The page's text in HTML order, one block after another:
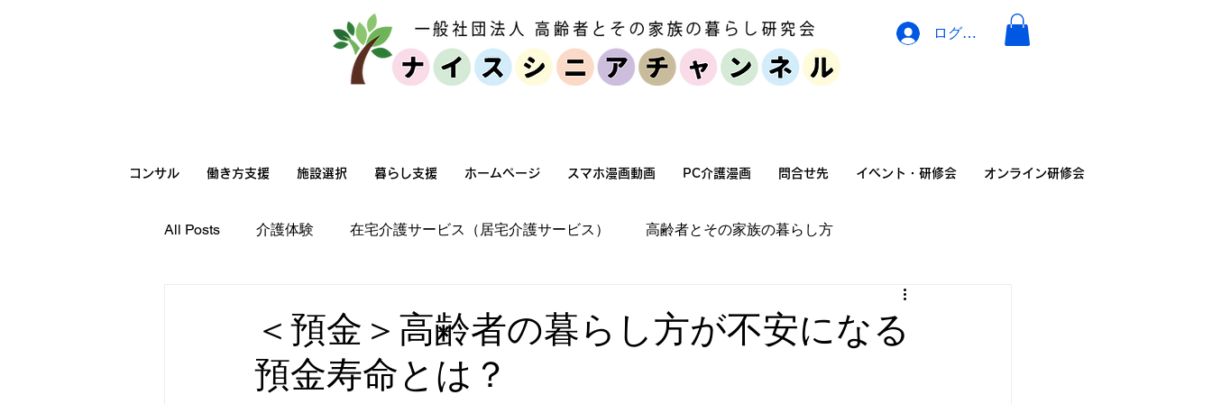
ログイン
コンサル 働き方支援 施設選択 暮らし支援 ホームページ スマホ漫画動画 PC介護漫画 問合せ先 イベント・研修会 オンライン研修会
All Posts 介護体験 在宅介護サービス（居宅介護サービス） 高齢者とその家族の暮らし方
高齢者とその家族の暮らし方
在宅介護 職場環境 超高齢化社会状況
＜預金＞高齢者の暮らし方が不安になる
預金寿命とは？